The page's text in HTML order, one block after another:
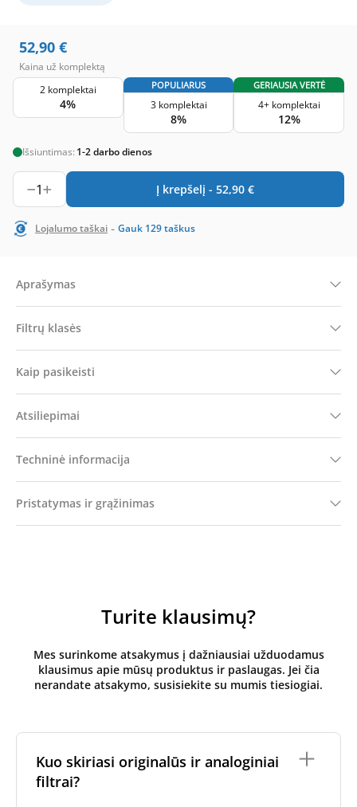
52,90 €
Kaina už komplektą
2 komplektai
4%
POPULIARUS
3 komplektai
8%
GERIAUSIA VERTĖ
4+ komplektai
12%
Išsiuntimas: 1-2 darbo dienos
1 Į krepšelį - 52,90 €
Lojalumo taškai - Gauk 129taškus
Aprašymas
Filtrų klasės
Kaip pasikeisti
Atsiliepimai
Techninė informacija
Pristatymas ir grąžinimas
Turite klausimų?
Mes surinkome atsakymus į dažniausiai užduodamus
klausimus apie mūsų produktus ir paslaugas. Jei čia
nerandate atsakymo, susisiekite su mumis tiesiogiai.
Kuo skiriasi originalūs ir analoginiai
filtrai?